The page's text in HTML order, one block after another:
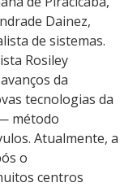
Dainez,
de sistemas.
Rosiley
da
tecnologias da
método
Atualmente, a
o
centros